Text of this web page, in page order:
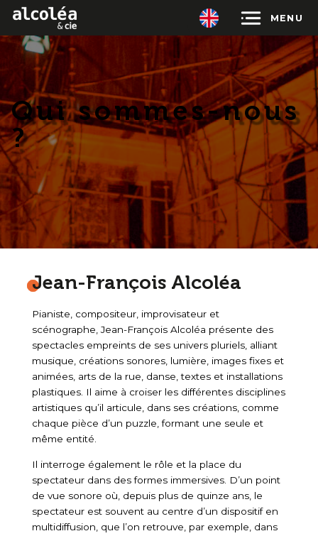
Alcoléa &
cie
MENU
Qui sommes-nous
?
Jean-François Alcoléa
Pianiste, compositeur, improvisateur et
scénographe, Jean-François Alcoléa présente des
spectacles empreints de ses univers pluriels, alliant
musique, créations sonores, lumière, images fixes et
animées, arts de la rue, danse, textes et installations
plastiques. Il aime à croiser les différentes disciplines
artistiques qu’il articule, dans ses créations, comme
chaque pièce d’un puzzle, formant une seule et
même entité.
Il interroge également le rôle et la place du
spectateur dans des formes immersives. D’un point
de vue sonore où, depuis plus de quinze ans, le
spectateur est souvent au centre d’un dispositif en
multidiffusion, que l’on retrouve, par exemple, dans